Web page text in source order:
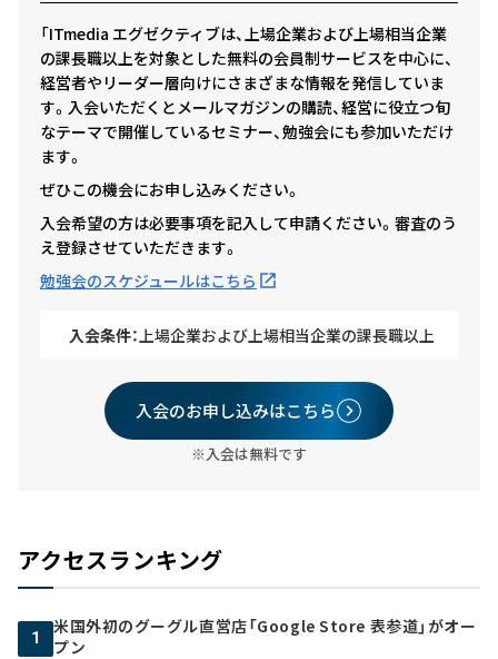
「ITmedia エグゼクティブは、上場企業および上場相当企業
の課長職以上を対象とした無料の会員制サービスを中心に、
経営者やリーダー層向けにさまざまな情報を発信していま
す。入会いただくとメールマガジンの購読、経営に役立つ旬
なテーマで開催しているセミナー、勉強会にも参加いただけ
ます。
ぜひこの機会にお申し込みください。
入会希望の方は必要事項を記入して申請ください。審査のう
え登録させていただきます。
勉強会のスケジュールはこちら
入会条件： 上場企業および上場相当企業の課長職以上
入会のお申し込みはこちら
※入会は無料です
アクセスランキング
1
米国外初のグーグル直営店「Google Store 表参道」がオー
プン